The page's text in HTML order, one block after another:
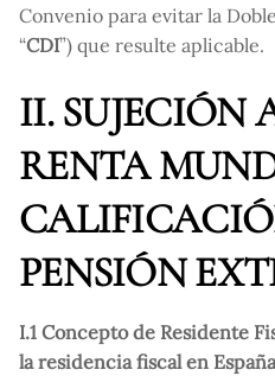
Convenio para evitar la
“CDI”) que resulte aplicable.
II. SUJECIÓN
RENTA
PENSIÓN
I.1 Concepto de Residente
la residencia fiscal en España